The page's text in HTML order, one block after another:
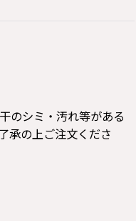
のシミ・汚れ等がある
承の上ご注文くださ